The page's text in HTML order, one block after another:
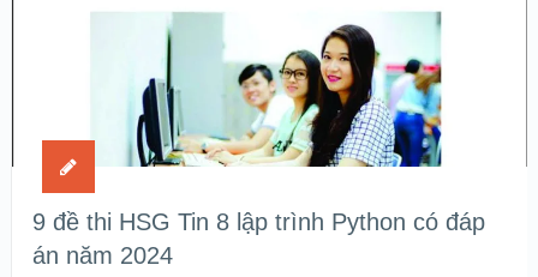
9 đề thi HSG Tin 8 lập trình Python có đáp
án năm 2024